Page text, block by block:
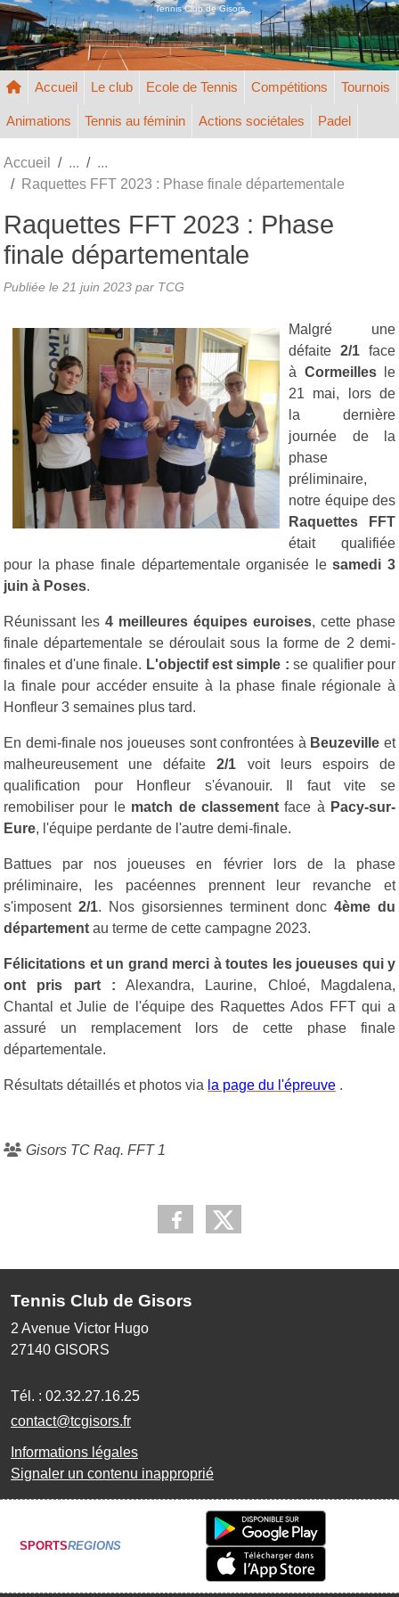
Tennis Club de Gisors
Accueil Le club Ecole de Tennis Compétitions Tournois
Animations Tennis au féminin Actions sociétales Padel
Accueil
Raquettes FFT 2023 : Phase finale départementale
Raquettes FFT 2023 : Phase
finale départementale
Publiée le 21 juin 2023 par TCG
Malgré une
défaite 2/1 face
à Cormeillesle
21 mai, lors de
la dernière
journée de la
phase
préliminaire,
notre équipe des
Raquettes FFT
était qualifiée
pour la phase finale départementale organisée lesamedi 3
juin à Poses.
Réunissant les 4 meilleures équipes euroises, cette phase
finale départementale se déroulait sous la forme de 2 demi-
finales et d'une finale. L'objectif est simple : se qualifier pour
la finale pour accéder ensuite à la phase finale régionale à
Honfleur 3 semaines plus tard.
En demi-finale nos joueuses sont confrontées à Beuzeville et
malheureusement une défaite2/1 voit leurs espoirs de
qualification pour Honfleur s'évanouir. Il faut vite se
remobiliser pour le match de classementface à Pacy-sur-
Eure, l'équipe perdante de l'autre demi-finale.
Battues par nos joueuses en février lors de la phase
préliminaire, les pacéennes prennent leur revanche et
s'imposent 2/1. Nos gisorsiennes terminent donc 4ème du
département au terme de cette campagne 2023.
Félicitations et un grand merci à toutes les joueuses qui y
ont pris part : Alexandra, Laurine, Chloé, Magdalena,
Chantal et Julie de l'équipe des Raquettes Ados FFT qui a
assuré un remplacement lors de cette phase finale
départementale.
Résultats détaillés et photos via la page du l'épreuve .
Gisors TC Raq. FFT 1
Tennis Club de Gisors
2 Avenue Victor Hugo
27140 GISORS
Tél. : 02.32.27.16.25
contact@tcgisors.fr
Informations légales
Signaler un contenu inapproprié
SPORTSREGIONS
Panneau de gestion des cookies